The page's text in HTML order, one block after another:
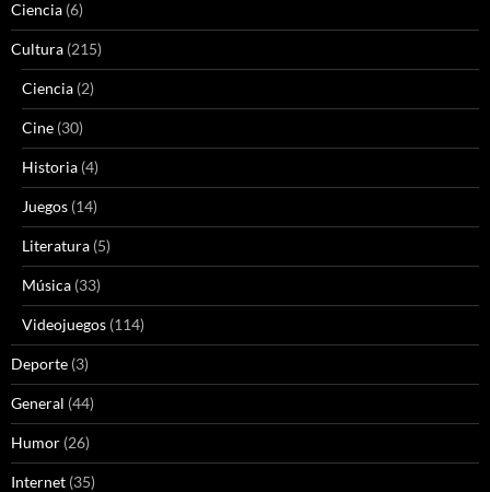
Ciencia (6)
Cultura (215)
Ciencia (2)
Cine (30)
Historia (4)
Juegos (14)
Literatura (5)
Música (33)
Videojuegos (114)
Deporte (3)
General (44)
Humor (26)
Internet (35)